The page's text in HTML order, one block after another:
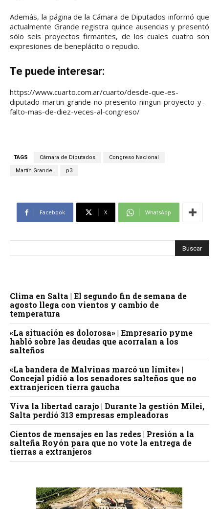
Además, la página de la Cámara de Diputados informó que
actualmente Grande registra quince ausencias y presentó
sólo seis proyectos firmantes, de los cuales cuatro son
expresiones de beneplácito o repudio.
Te puede interesar:
https://www.cuarto.com.ar/cuarto/desde-que-es-
diputado-martin-grande-no-presento-ningun-proyecto-y-
falto-mas-de-diez-veces-al-congreso/
TAGS Cámara de Diputados Congreso Nacional
Martín Grande p3
Facebook X WhatsApp
Clima en Salta | El segundo fin de semana de
agosto llega con vientos y cambio de
temperatura
«La situación es dolorosa» | Empresario pyme
habló sobre las deudas que acorralan a los
salteños
«La bandera de Malvinas marcó un límite» |
Concejal pidió a los senadores salteños que no
extranjericen tierra gaucha
Viva la libertad carajo | Durante la gestión Milei,
Salta perdió 313 empresas empleadoras
Cientos de mensajes en las redes | Presión a la
salteña Royón para que no vote la entrega de
tierras a extranjeros